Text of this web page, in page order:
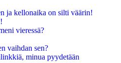
ja kellonaika on silti väärin!
vieressä?
vaihdan sen?
minua pyydetään